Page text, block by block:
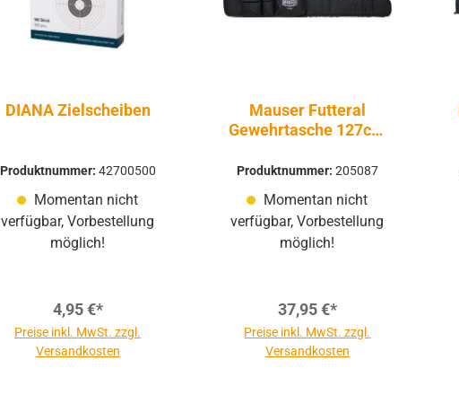
DIANA Zielscheiben
Produktnummer: 42700500
Momentan nicht
verfügbar, Vorbestellung
möglich!
4,95 €*
Preise inkl. MwSt. zzgl.
Versandkosten
Mauser Futteral
Gewehrtasche 127cm
Produktnummer: 205087
Momentan nicht
verfügbar, Vorbestellung
möglich!
37,95 €*
Preise inkl. MwSt. zzgl.
Versandkosten